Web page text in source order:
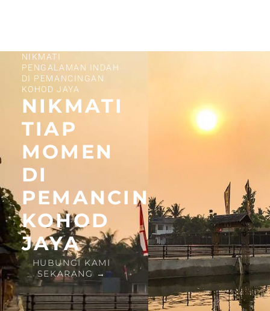
NIKMATI
PENGALAMAN INDAH
DI PEMANCINGAN
KOHOD JAYA
NIKMATI
TIAP
MOMEN
DI
PEMANCINGAN
KOHOD
JAYA
HUBUNGI KAMI
SEKARANG →